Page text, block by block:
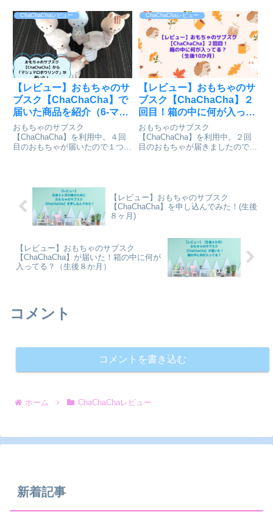
「メイクアップセット」です。
ChaChaChaレビュー
【レビュー】おもちゃのサ
ブスク【ChaChaCha】で
届いた商品を紹介（6-マシ
ュマロボウリング）（1歳3
ヶ月）
おもちゃのサブスク
【ChaChaCha】を利用中。４回
目のおもちゃが届いたので１つず
ChaChaChaレビュー
【レビュー】おもちゃのサ
ブスク【ChaChaCha】２
回目！箱の中に何が入って
る？（生後10か月）
おもちゃのサブスク
【ChaChaCha】を利用中。２回
目のおもちゃが届きましたので中
【レビュー】おもちゃのサブスク
【ChaChaCha】を申し込んでみた！(生後
８ヶ月)
【レビュー】おもちゃのサブスク
【ChaChaCha】が届いた！箱の中に何が
入ってる？（生後８か月）
コメント
コメントを書き込む
ホーム ChaChaChaレビュー
新着記事